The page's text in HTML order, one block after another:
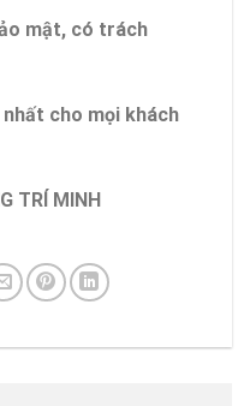
mật, có trách
cho mọi khách
TRÍ MINH